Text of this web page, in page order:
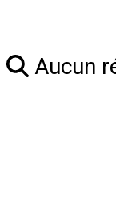
Aucun